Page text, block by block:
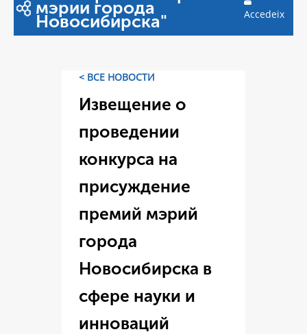
мэрии города
Новосибирска" Accedeix
< ВСЕ НОВОСТИ
Извещение о
проведении
конкурса на
присуждение
премий мэрий
города
Новосибирска в
сфере науки и
инноваций